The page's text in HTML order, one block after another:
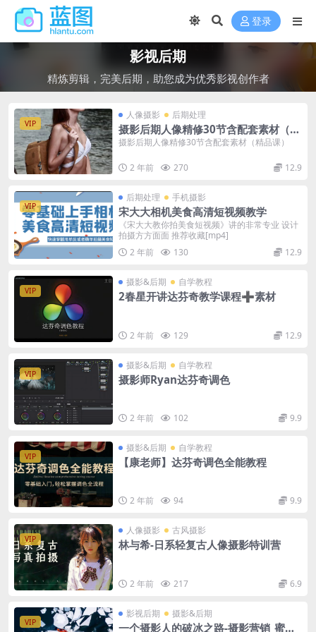
登录
影视后期
精炼剪辑，完美后期，助您成为优秀影视创作者
VIP
人像摄影 后期处理
摄影后期人像精修30节含配套素材（精
品课）
摄影后期人像精修30节含配套素材（精品课）
2 年前 270 12.9
VIP
后期处理 手机摄影
宋大大相机美食高清短视频教学
《宋大大教你拍美食短视频》讲的非常专业 设计
拍摄方方面面 推荐收藏[mp4]
2 年前
130 12.9
VIP
摄影&后期 自学教程
2春星开讲达芬奇教学课程➕素材
2 年前 129 12.9
VIP
摄影&后期 自学教程
摄影师Ryan达芬奇调色
2 年前 102 9.9
VIP
摄影&后期 自学教程
【康老师】达芬奇调色全能教程
2 年前 94 9.9
VIP
人像摄影 古风摄影
林与希-日系轻复古人像摄影特训营
2 年前 217 6.9
VIP
影视后期 摄影&后期
一个摄影人的破冰之路-摄影营销_蜜斯